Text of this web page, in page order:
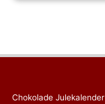
Chokolade Julekalender